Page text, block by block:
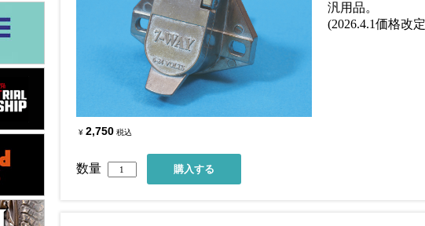
汎用品。
(2026.4.1価格改
¥ 2,750 税込
数量